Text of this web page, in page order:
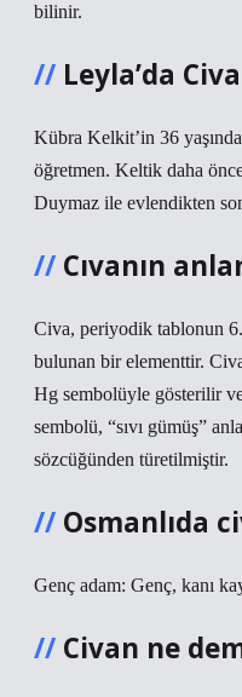
bilinir.
Leyla’da
Kübra Kelkit’in 36
öğretmen. Keltik daha
Duymaz ile evlendikten
Cıvanın
Civa, periyodik tablonun
bulunan bir elementtir.
Hg sembolüyle gösterilir
sembolü, “sıvı gümüş”
sözcüğünden türetilmiştir.
Osmanlıda
Genç adam: Genç, kanı
Civan ne